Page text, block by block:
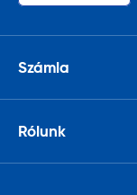
Számla
Rólunk